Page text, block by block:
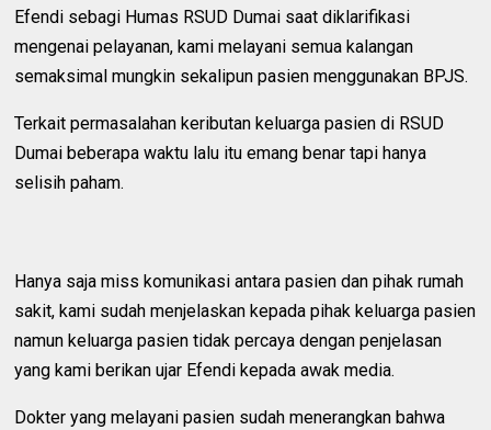
Efendi sebagi Humas RSUD Dumai saat diklarifikasi
mengenai pelayanan, kami melayani semua kalangan
semaksimal mungkin sekalipun pasien menggunakan BPJS.
Terkait permasalahan keributan keluarga pasien di RSUD
Dumai beberapa waktu lalu itu emang benar tapi hanya
selisih paham.
Hanya saja miss komunikasi antara pasien dan pihak rumah
sakit, kami sudah menjelaskan kepada pihak keluarga pasien
namun keluarga pasien tidak percaya dengan penjelasan
yang kami berikan ujar Efendi kepada awak media.
Dokter yang melayani pasien sudah menerangkan bahwa